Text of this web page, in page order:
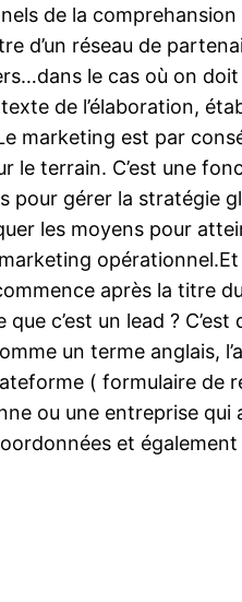
de la comprehansion
d’un réseau de
le cas où on
de l’élaboration,
marketing est par
le terrain. C’est une
pour gérer la stratégie
les moyens pour
opérationnel.Et
après la titre
c’est un lead ? C’est
un terme anglais,
( formulaire de
ou une entreprise qui
et